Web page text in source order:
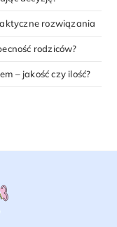
rozwiązania
rodziców?
– jakość czy ilość?